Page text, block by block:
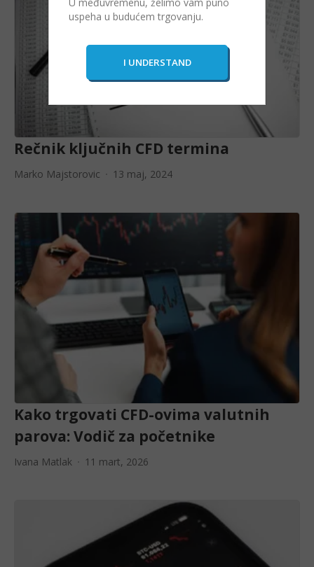
Rečnik ključnih CFD termina
Marko Majstorovic 13 maj, 2024
Kako trgovati CFD-ovima valutnih
parova: Vodič za početnike
Ivana Matlak 11 mart, 2026
uspeha u budućem trgovanju.